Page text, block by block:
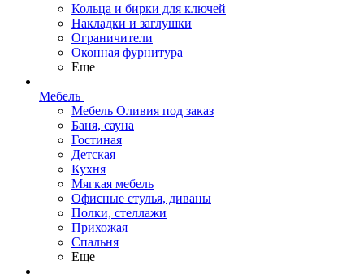
Кольца и бирки для ключей
Накладки и заглушки
Ограничители
Оконная фурнитура
Еще
Мебель
Мебель Оливия под заказ
Баня, сауна
Гостиная
Детская
Кухня
Мягкая мебель
Офисные стулья, диваны
Полки, стеллажи
Прихожая
Спальня
Еще